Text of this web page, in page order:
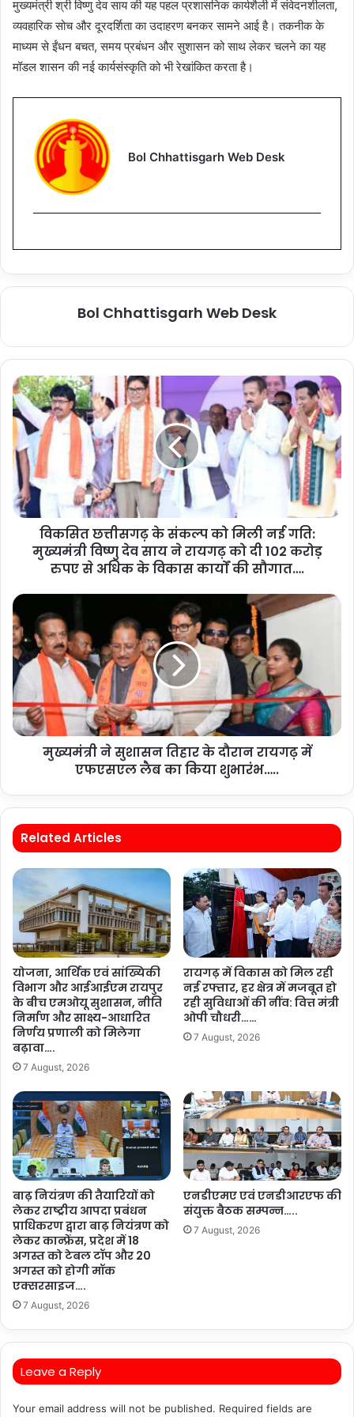
मुख्यमंत्री श्री विष्णु देव साय की यह पहल प्रशासनिक कार्यशैली में संवेदनशीलता,
व्यवहारिक सोच और दूरदर्शिता का उदाहरण बनकर सामने आई है। तकनीक के
माध्यम से ईंधन बचत, समय प्रबंधन और सुशासन को साथ लेकर चलने का यह
मॉडल शासन की नई कार्यसंस्कृति को भी रेखांकित करता है।
Bol Chhattisgarh Web Desk
Bol Chhattisgarh Web Desk
विकसित छत्तीसगढ़ के संकल्प को मिली नई गति:
मुख्यमंत्री विष्णु देव साय ने रायगढ़ को दी 102 करोड़
रुपए से अधिक के विकास कार्यों की सौगात….
मुख्यमंत्री ने सुशासन तिहार के दौरान रायगढ़ में
एफएसएल लैब का किया शुभारंभ…..
Related Articles
योजना, आर्थिक एवं सांख्यिकी
विभाग और आईआईएम रायपुर
के बीच एमओयू सुशासन, नीति
निर्माण और साक्ष्य-आधारित
निर्णय प्रणाली को मिलेगा
बढ़ावा….
7 August, 2026
रायगढ़ में विकास को मिल रही
नई रफ्तार, हर क्षेत्र में मजबूत हो
रही सुविधाओं की नींव: वित्त मंत्री
ओपी चौधरी……
7 August, 2026
बाढ़ नियंत्रण की तैयारियों को
लेकर राष्ट्रीय आपदा प्रबंधन
प्राधिकरण द्वारा बाढ़ नियंत्रण को
लेकर कान्फ्रेंस, प्रदेश में 18
अगस्त को टेबल टॉप और 20
अगस्त को होगी मॉक
एक्सरसाइज….
7 August, 2026
एनडीएमए एवं एनडीआरएफ की
संयुक्त बैठक सम्पन्न…..
7 August, 2026
Leave a Reply
Your email address will not be published. Required fields are